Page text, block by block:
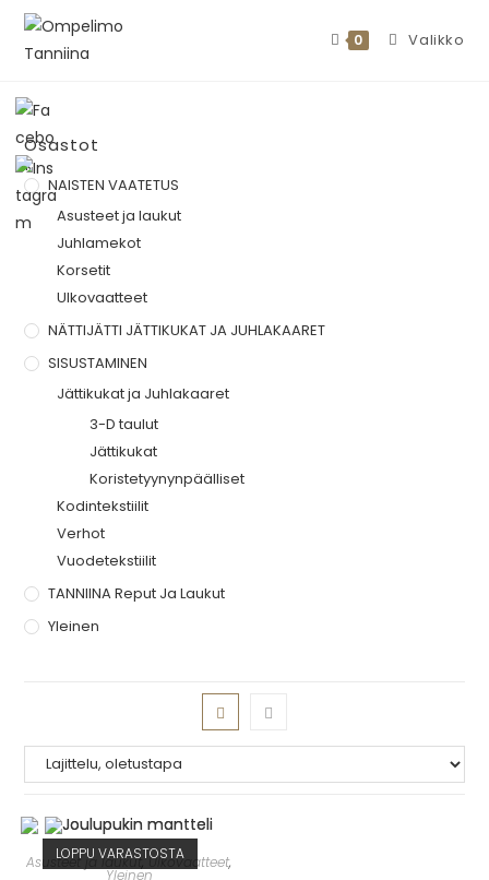
0 Valikko
Osastot
NAISTEN VAATETUS
Asusteet ja laukut
Juhlamekot
Korsetit
Ulkovaatteet
NÄTTIJÄTTI JÄTTIKUKAT JA JUHLAKAARET
SISUSTAMINEN
Jättikukat ja Juhlakaaret
3-D taulut
Jättikukat
Koristetyynynpäälliset
Kodintekstiilit
Verhot
Vuodetekstiilit
TANNIINA Reput Ja Laukut
Yleinen
LOPPU VARASTOSTA
Asusteet ja laukut,Ulkovaatteet,
Yleinen